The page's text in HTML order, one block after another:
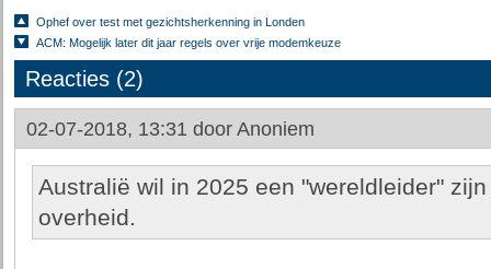
Ophef over test met gezichtsherkenning in Londen
ACM: Mogelijk later dit jaar regels over vrije modemkeuze
Reacties (2)
02-07-2018, 13:31 door Anoniem
Australië wil in 2025 een "wereldleider"
overheid.